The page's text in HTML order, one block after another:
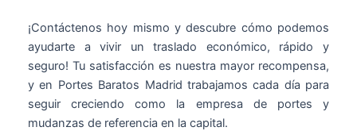
¡Contáctenos hoy mismo y descubre cómo podemos
ayudarte a vivir un traslado económico, rápido y
seguro! Tu satisfacción es nuestra mayor recompensa,
y en Portes Baratos Madrid trabajamos cada día para
seguir creciendo como la empresa de portes y
mudanzas de referencia en la capital.